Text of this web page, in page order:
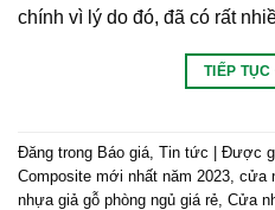
chính vì lý do đó, đã có rất
TIẾP
Đăng trong Báo giá Tin tức Được
Composite mới nhất năm 2023 cửa
nhựa giả gỗ phòng ngủ giá rẻ Cửa